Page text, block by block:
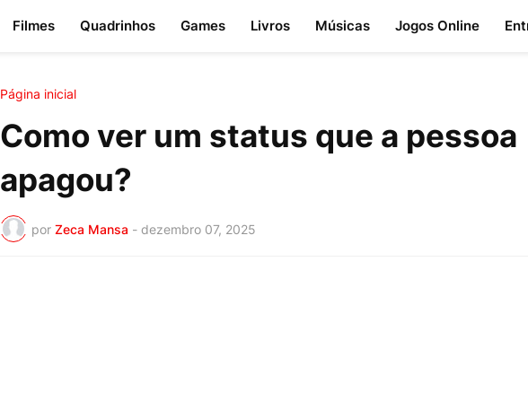
Filmes Quadrinhos Games Livros Músicas Jogos Online
Página inicial
Como ver um status que a pessoa
apagou?
por Zeca Mansa - dezembro 07, 2025